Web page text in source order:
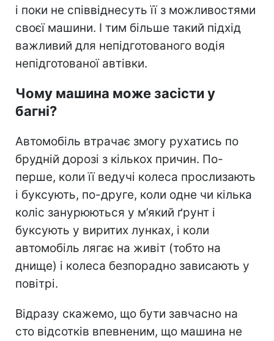
і поки не співвіднесуть її з можливостями
своєї машини. І тим більше такий підхід
важливий для непідготованого водія
непідготованої автівки.
Чому машина може засісти у
багні?
Автомобіль втрачає змогу рухатись по
брудній дорозі з кількох причин. По-
перше, коли її ведучі колеса прослизають
і буксують, по-друге, коли одне чи кілька
коліс занурюються у м’який ґрунт і
буксують у виритих лунках, і коли
автомобіль лягає на живіт (тобто на
днище) і колеса безпорадно зависають у
повітрі.
Відразу скажемо, що бути завчасно на
сто відсотків впевненим, що машина не